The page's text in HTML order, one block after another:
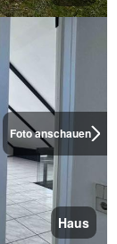
Foto anschauen
Haus